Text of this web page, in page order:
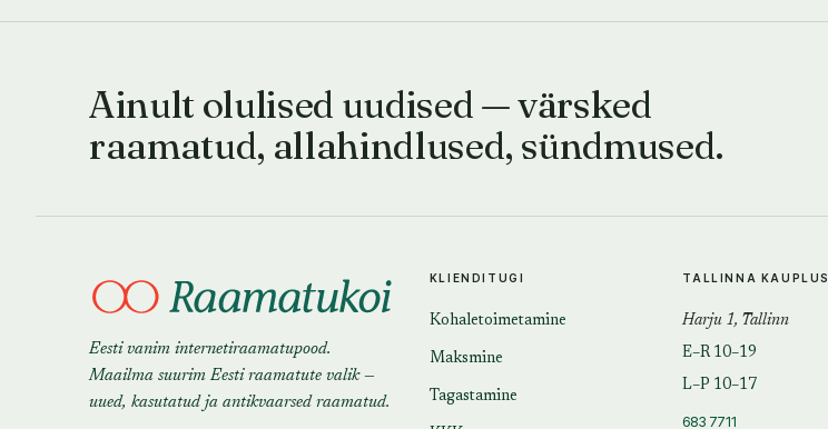
Ainult olulised uudised — värsked
raamatud, allahindlused, sündmused.
Eesti vanim internetiraamatupood.
Maailma suurim Eesti raamatute valik —
uued, kasutatud ja antikvaarsed raamatud.
KLIENDITUGI
Kohaletoimetamine
Maksmine
Tagastamine
TALLINNA KAUPLUS
Harju 1, Tallinn
E–R 10–19
L–P 10–17
683 7711